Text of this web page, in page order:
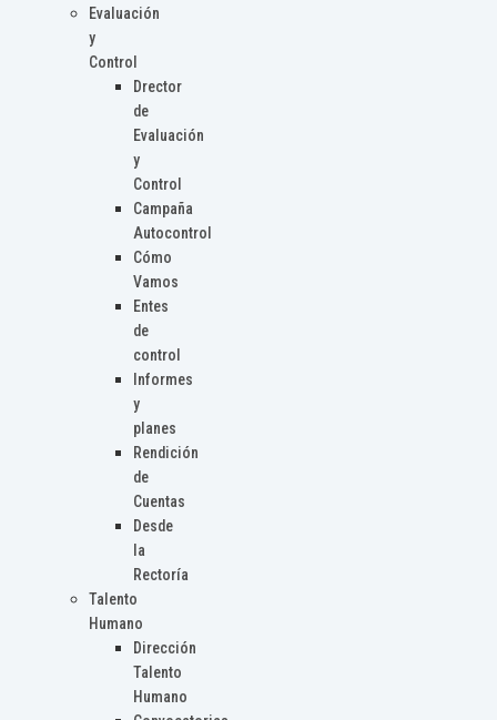
Evaluación
y
Control
Drector
de
Evaluación
y
Control
Campaña
Autocontrol
Cómo
Vamos
Entes
de
control
Informes
y
planes
Rendición
de
Cuentas
Desde
la
Rectoría
Talento
Humano
Dirección
Talento
Humano